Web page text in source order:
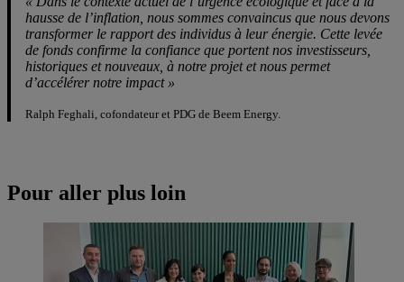
hausse de l’inflation, nous sommes convaincus que nous devons
transformer le rapport des individus à leur énergie. Cette levée
de fonds confirme la confiance que portent nos investisseurs,
historiques et nouveaux, à notre projet et nous permet
d’accélérer notre impact »
Ralph Feghali, cofondateur et PDG de Beem Energy.
Pour aller plus loin